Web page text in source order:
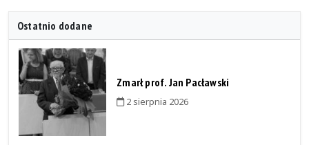
Ostatnio dodane
Zmarł prof. Jan Pacławski
2 sierpnia 2026